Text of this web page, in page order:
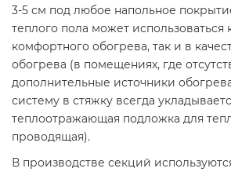
3-5 см под любое напольное
теплого пола может использоваться
комфортного обогрева, так и в
обогрева (в помещениях, где
дополнительные источники
систему в стяжку всегда
теплоотражающая подложка для
проводящая).
В производстве секций